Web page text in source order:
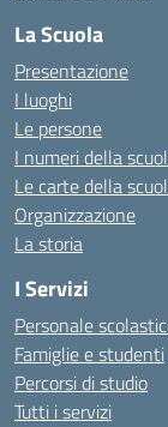
La Scuola
Presentazione
I luoghi
Le persone
I numeri della
Le carte della
Organizzazione
La storia
I Servizi
Personale
Famiglie e studenti
Percorsi di studio
Tutti i servizi